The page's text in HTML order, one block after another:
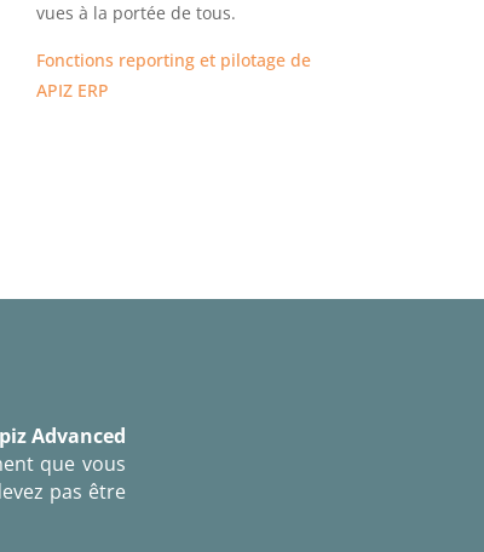
vues à la portée de tous.
Fonctions reporting et pilotage de
APIZ ERP
Advanced
que vous
pas être